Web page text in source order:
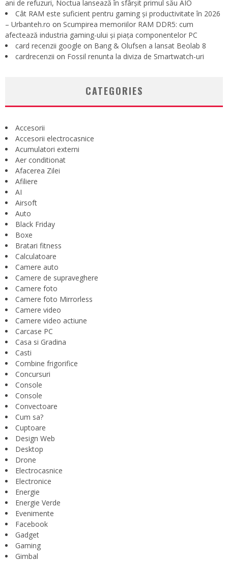
ani de refuzuri, Noctua lansează în sfârșit primul său AIO
Cât RAM este suficient pentru gaming și productivitate în 2026
– Urbanteh.ro on Scumpirea memoriilor RAM DDR5: cum
afectează industria gaming-ului și piața componentelor PC
card recenzii google on Bang & Olufsen a lansat Beolab 8
cardrecenzii on Fossil renunta la diviza de Smartwatch-uri
CATEGORIES
Accesorii
Accesorii electrocasnice
Acumulatori externi
Aer conditionat
Afacerea Zilei
Afiliere
AI
Airsoft
Auto
Black Friday
Boxe
Bratari fitness
Calculatoare
Camere auto
Camere de supraveghere
Camere foto
Camere foto Mirrorless
Camere video
Camere video actiune
Carcase PC
Casa si Gradina
Casti
Combine frigorifice
Concursuri
Console
Console
Convectoare
Cum sa?
Cuptoare
Design Web
Desktop
Drone
Electrocasnice
Electronice
Energie
Energie Verde
Evenimente
Facebook
Gadget
Gaming
Gimbal